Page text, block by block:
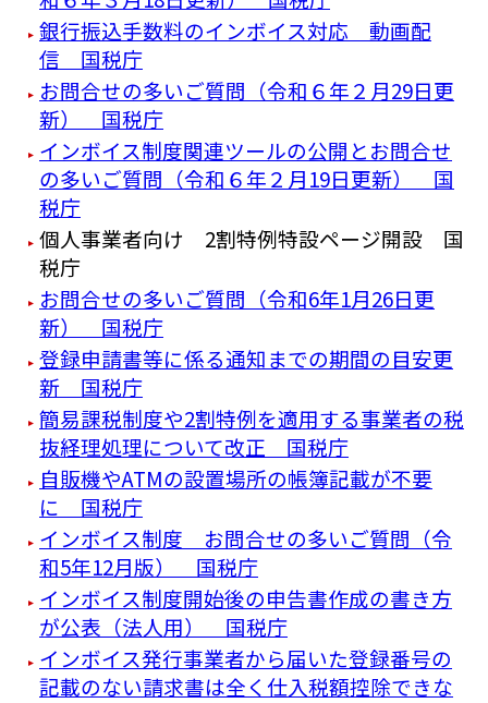
銀行振込手数料のインボイス対応 動画配
信 国税庁
お問合せの多いご質問（令和６年２月29日更
新） 国税庁
インボイス制度関連ツールの公開とお問合せ
の多いご質問（令和６年２月19日更新） 国
税庁
個人事業者向け 2割特例特設ページ開設 国
税庁
お問合せの多いご質問（令和6年1月26日更
新） 国税庁
登録申請書等に係る通知までの期間の目安更
新 国税庁
簡易課税制度や2割特例を適用する事業者の税
抜経理処理について改正 国税庁
自販機やATMの設置場所の帳簿記載が不要
に 国税庁
インボイス制度 お問合せの多いご質問（令
和5年12月版） 国税庁
インボイス制度開始後の申告書作成の書き方
が公表（法人用） 国税庁
インボイス発行事業者から届いた登録番号の
記載のない請求書は全く仕入税額控除できな